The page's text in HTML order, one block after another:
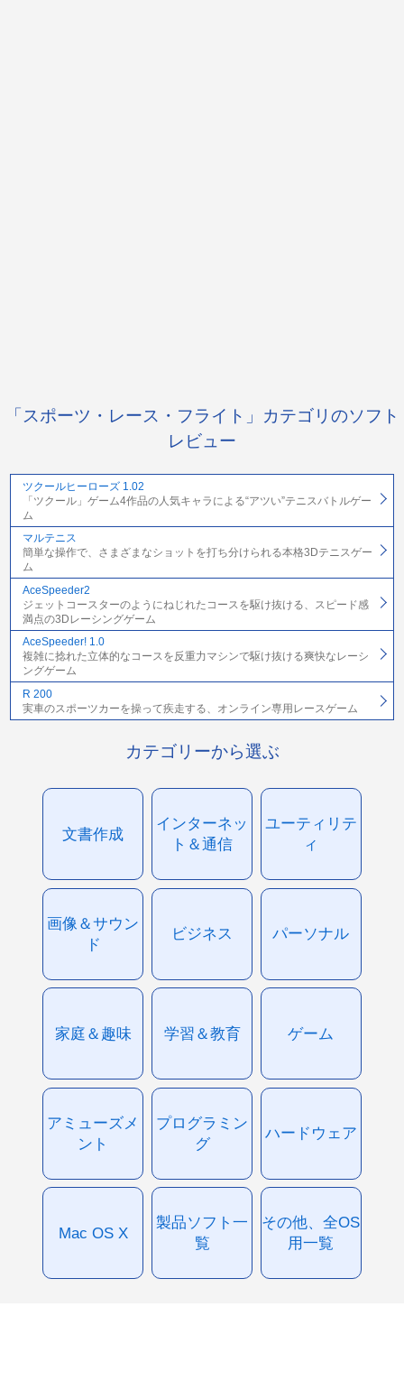
「スポーツ・レース・フライト」カテゴリのソフト
レビュー
ツクールヒーローズ 1.02
「ツクール」ゲーム4作品の人気キャラによる“アツい”テニスバトルゲー
ム
マルテニス
簡単な操作で、さまざまなショットを打ち分けられる本格3Dテニスゲー
ム
AceSpeeder2
ジェットコースターのようにねじれたコースを駆け抜ける、スピード感
満点の3Dレーシングゲーム
AceSpeeder! 1.0
複雑に捻れた立体的なコースを反重力マシンで駆け抜ける爽快なレーシ
ングゲーム
R 200
実車のスポーツカーを操って疾走する、オンライン専用レースゲーム
カテゴリーから選ぶ
文書作成
インターネッ
ト＆通信
ユーティリテ
ィ
画像＆サウン
ド
ビジネス パーソナル
家庭＆趣味 学習＆教育 ゲーム
アミューズメ
ント
プログラミン
グ
ハードウェア
Mac OS X
製品ソフト一
覧
その他、全OS
用一覧